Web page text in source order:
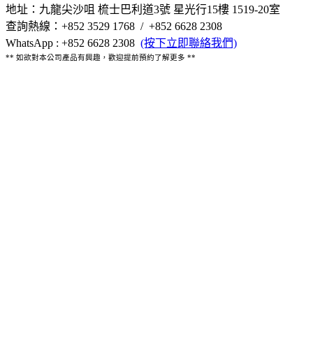
地址：九龍尖沙咀 梳士巴利道3號 星光行15樓 1519-20室
查詢熱線：+852 3529 1768 / +852 6628 2308
WhatsApp : +852 6628 2308 (按下立即聯絡我們)
** 如欲對本公司產品有興趣，歡迎提前預約了解更多 **